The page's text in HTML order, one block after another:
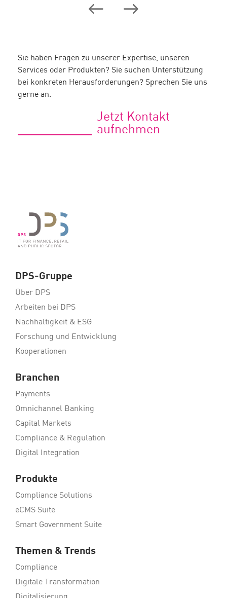
Sie haben Fragen zu unserer Expertise, unseren
Services oder Produkten? Sie suchen Unterstützung
bei konkreten Herausforderungen? Sprechen Sie uns
gerne an.
Jetzt Kontakt
aufnehmen
DPS-Gruppe
Über DPS
Arbeiten bei DPS
Nachhaltigkeit & ESG
Forschung und Entwicklung
Kooperationen
Branchen
Payments
Omnichannel Banking
Capital Markets
Compliance & Regulation
Digital Integration
Produkte
Compliance Solutions
eCMS Suite
Smart Government Suite
Themen & Trends
Compliance
Digitale Transformation